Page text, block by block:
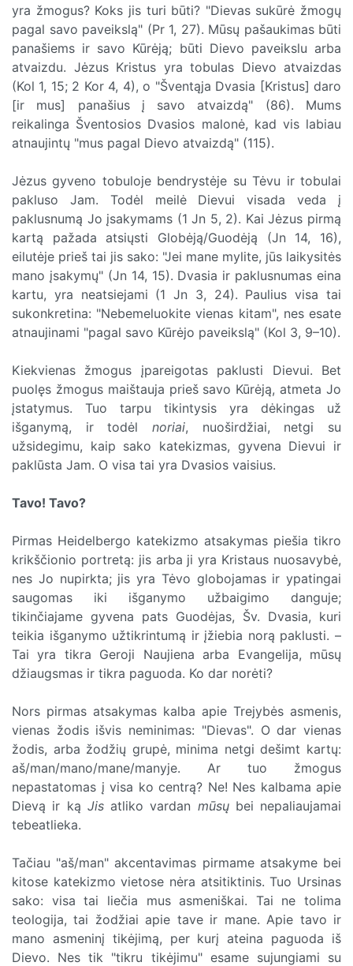
yra žmogus? Koks jis turi būti? "Dievas sukūrė žmogų
pagal savo paveikslą" (Pr 1, 27). Mūsų pašaukimas būti
panašiems ir savo Kūrėją; būti Dievo paveikslu arba
atvaizdu. Jėzus Kristus yra tobulas Dievo atvaizdas
(Kol 1, 15; 2 Kor 4, 4), o "Šventąja Dvasia [Kristus] daro
[ir mus] panašius į savo atvaizdą" (86). Mums
reikalinga Šventosios Dvasios malonė, kad vis labiau
atnaujintų "mus pagal Dievo atvaizdą" (115).
Jėzus gyveno tobuloje bendrystėje su Tėvu ir tobulai
pakluso Jam. Todėl meilė Dievui visada veda į
paklusnumą Jo įsakymams (1 Jn 5, 2). Kai Jėzus pirmą
kartą pažada atsiųsti Globėją/Guodėją (Jn 14, 16),
eilutėje prieš tai jis sako: "Jei mane mylite, jūs laikysitės
mano įsakymų" (Jn 14, 15). Dvasia ir paklusnumas eina
kartu, yra neatsiejami (1 Jn 3, 24). Paulius visa tai
sukonkretina: "Nebemeluokite vienas kitam", nes esate
atnaujinami "pagal savo Kūrėjo paveikslą" (Kol 3, 9–10).
Kiekvienas žmogus įpareigotas paklusti Dievui. Bet
puolęs žmogus maištauja prieš savo Kūrėją, atmeta Jo
įstatymus. Tuo tarpu tikintysis yra dėkingas už
išganymą, ir todėl noriai, nuoširdžiai, netgi su
užsidegimu, kaip sako katekizmas, gyvena Dievui ir
paklūsta Jam. O visa tai yra Dvasios vaisius.
Tavo! Tavo?
Pirmas Heidelbergo katekizmo atsakymas piešia tikro
krikščionio portretą: jis arba ji yra Kristaus nuosavybė,
nes Jo nupirkta; jis yra Tėvo globojamas ir ypatingai
saugomas iki išganymo užbaigimo danguje;
tikinčiajame gyvena pats Guodėjas, Šv. Dvasia, kuri
teikia išganymo užtikrintumą ir įžiebia norą paklusti. –
Tai yra tikra Geroji Naujiena arba Evangelija, mūsų
džiaugsmas ir tikra paguoda. Ko dar norėti?
Nors pirmas atsakymas kalba apie Trejybės asmenis,
vienas žodis išvis neminimas: "Dievas". O dar vienas
žodis, arba žodžių grupė, minima netgi dešimt kartų:
aš/man/mano/mane/manyje. Ar tuo žmogus
nepastatomas į visa ko centrą? Ne! Nes kalbama apie
Dievą ir ką Jisatliko vardan mūsųbei nepaliaujamai
tebeatlieka.
Tačiau "aš/man" akcentavimas pirmame atsakyme bei
kitose katekizmo vietose nėra atsitiktinis. Tuo Ursinas
sako: visa tai liečia mus asmeniškai. Tai ne tolima
teologija, tai žodžiai apie tave ir mane. Apie tavo ir
mano asmeninį tikėjimą, per kurį ateina paguoda iš
Dievo. Nes tik "tikru tikėjimu" esame sujungiami su